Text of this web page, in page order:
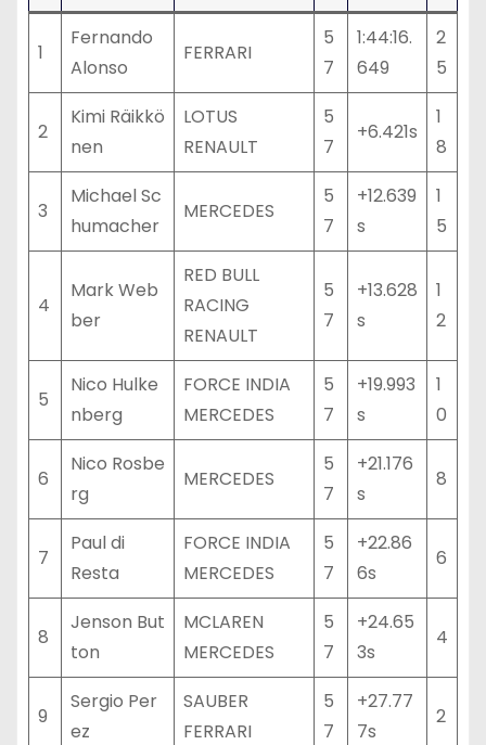
1
Fernando
Alonso
FERRARI
5
7
1:44:16.
649
2
5
2
Kimi Räikkö
nen
LOTUS
RENAULT
5
7
+6.421s
1
8
3
Michael Sc
humacher
MERCEDES
5
7
+12.639
s
1
5
4
Mark Web
ber
RED BULL
RACING
RENAULT
5
7
+13.628
s
1
2
5
Nico Hulke
nberg
FORCE INDIA
MERCEDES
5
7
+19.993
s
1
0
6
Nico Rosbe
rg
MERCEDES
5
7
+21.176
s
8
7
Paul di
Resta
FORCE INDIA
MERCEDES
5
7
+22.86
6s
6
8
Jenson But
ton
MCLAREN
MERCEDES
5
7
+24.65
3s
4
9
Sergio Per
ez
SAUBER
FERRARI
5
7
+27.77
7s
2